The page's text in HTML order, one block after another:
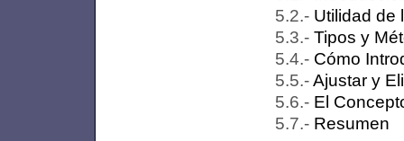
Utilidad de
Tipos y
Cómo
Ajustar y
El
Resumen